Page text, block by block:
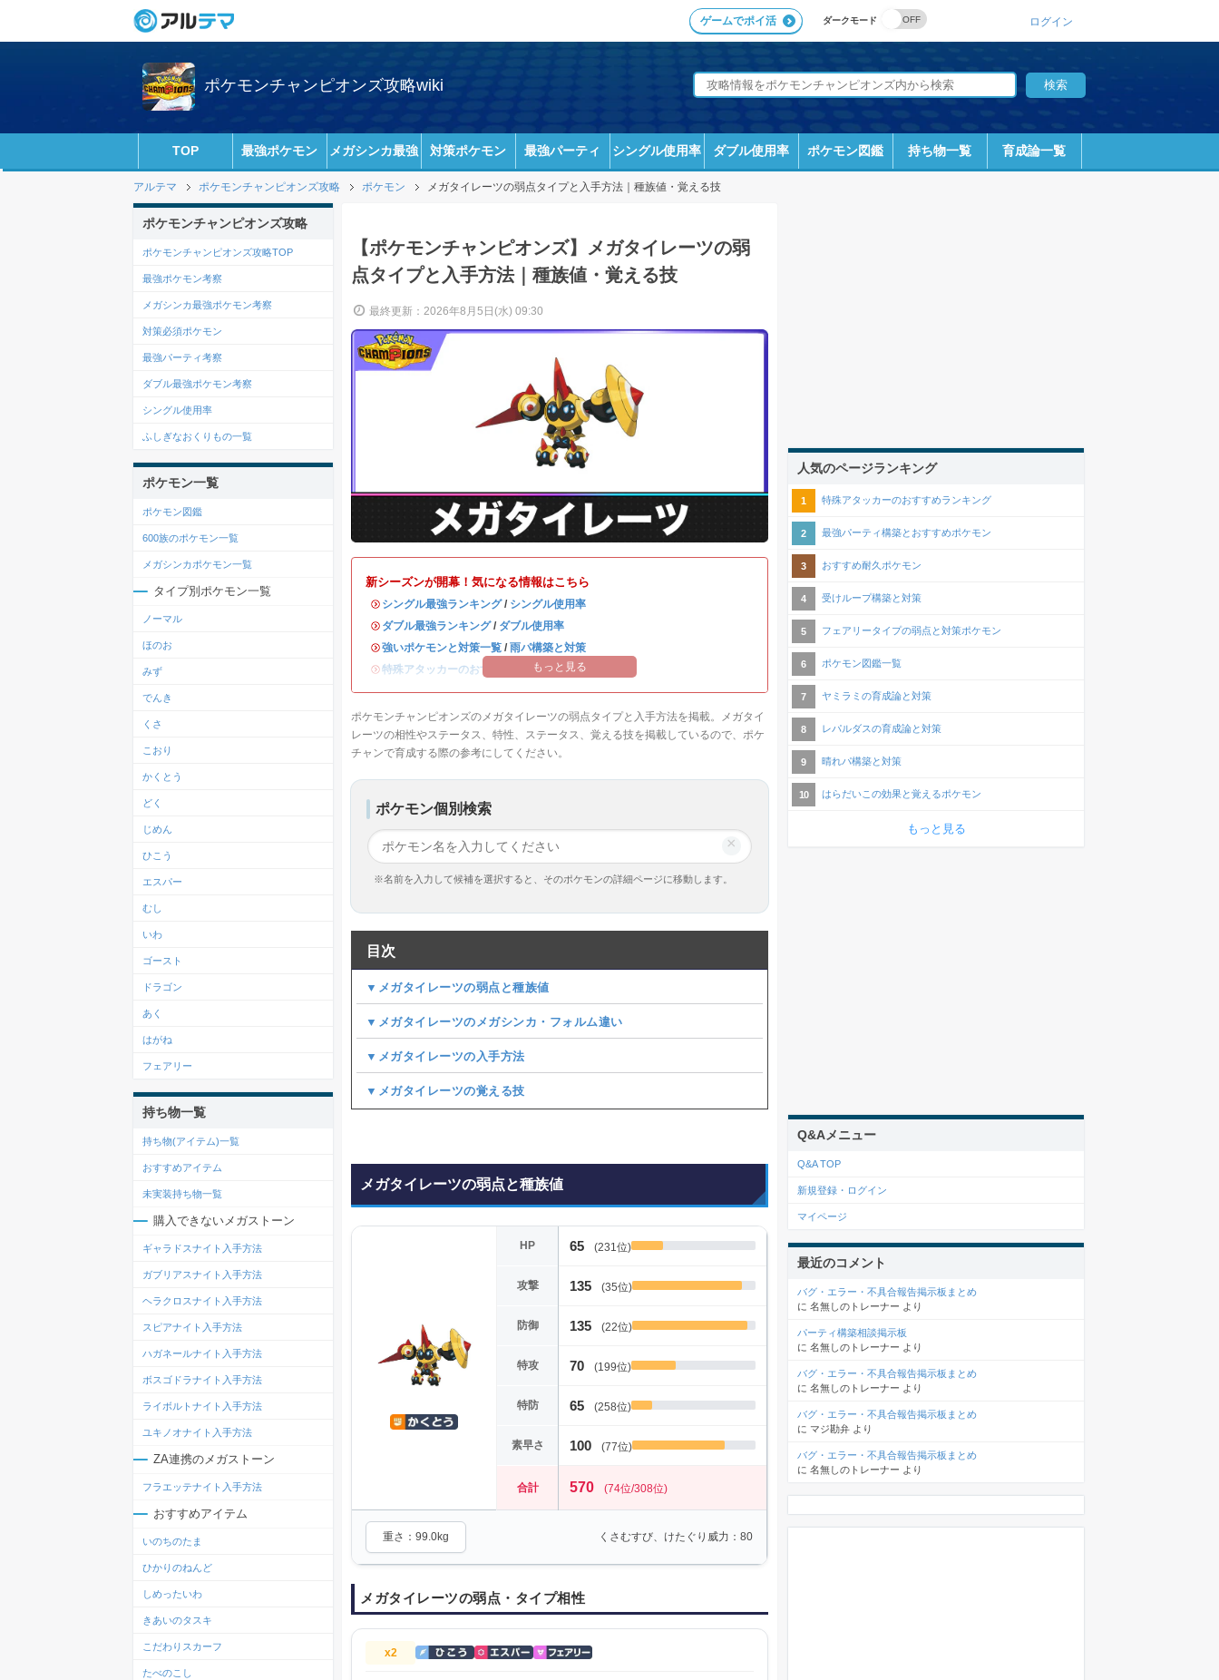
ダークモード
ゲームでポイ活 ログイン
ポケモンチャンピオンズ攻略wiki
TOP 最強ポケモン メガシンカ最強 対策ポケモン 最強パーティ シングル使用率 ダブル使用率 ポケモン図鑑 持ち物一覧 育成論一覧
アルテマ ポケモンチャンピオンズ攻略 ポケモン メガタイレーツの弱点タイプと入手方法｜種族値・覚える技
【ポケモンチャンピオンズ】メガタイレーツの弱
点タイプと入手方法｜種族値・覚える技
最終更新：2026年8月5日(水) 09:30
新シーズンが開幕！気になる情報はこちら
・ シングル最強ランキング/ シングル使用率
・ ダブル最強ランキング/ ダブル使用率
・強いポケモンと対策一覧 / 雨パ構築と対策
・特殊アタッカーのおすすめランキング
もっと見る
ポケモンチャンピオンズのメガタイレーツの弱点タイプと入手方法を掲載。メガタイ
レーツの相性やステータス、特性、ステータス、覚える技を掲載しているので、ポケ
チャンで育成する際の参考にしてください。
ポケモン個別検索
×
※名前を入力して候補を選択すると、そのポケモンの詳細ページに移動します。
目次
▼メガタイレーツの弱点と種族値
▼メガタイレーツのメガシンカ・フォルム違い
▼メガタイレーツの入手方法
▼メガタイレーツの覚える技
メガタイレーツの弱点と種族値
HP 65 (231位)
攻撃 135 (35位)
防御 135 (22位)
特攻 70 (199位)
特防 65 (258位)
素早さ 100 (77位)
合計 570 (74位/308位)
重さ：99.0kg くさむすび、けたぐり威力：80
メガタイレーツの弱点・タイプ相性
x2
ポケモンチャンピオンズ攻略
ポケモンチャンピオンズ攻略TOP
最強ポケモン考察
メガシンカ最強ポケモン考察
対策必須ポケモン
最強パーティ考察
ダブル最強ポケモン考察
シングル使用率
ふしぎなおくりもの一覧
ポケモン一覧
ポケモン図鑑
600族のポケモン一覧
メガシンカポケモン一覧
タイプ別ポケモン一覧
ノーマル
ほのお
みず
でんき
くさ
こおり
かくとう
どく
じめん
ひこう
エスパー
むし
いわ
ゴースト
ドラゴン
あく
はがね
フェアリー
持ち物一覧
持ち物(アイテム)一覧
おすすめアイテム
未実装持ち物一覧
購入できないメガストーン
ギャラドスナイト入手方法
ガブリアスナイト入手方法
ヘラクロスナイト入手方法
スピアナイト入手方法
ハガネールナイト入手方法
ボスゴドラナイト入手方法
ライボルトナイト入手方法
ユキノオナイト入手方法
ZA連携のメガストーン
フラエッテナイト入手方法
おすすめアイテム
いのちのたま
ひかりのねんど
しめったいわ
きあいのタスキ
こだわりスカーフ
たべのこし
人気のページランキング
特殊アタッカーのおすすめランキング
最強パーティ構築とおすすめポケモン
おすすめ耐久ポケモン
受けループ構築と対策
フェアリータイプの弱点と対策ポケモン
ポケモン図鑑一覧
ヤミラミの育成論と対策
レパルダスの育成論と対策
晴れパ構築と対策
はらだいこの効果と覚えるポケモン
もっと見る
Q&Aメニュー
Q&A TOP
新規登録・ログイン
マイページ
最近のコメント
バグ・エラー・不具合報告掲示板まとめ
に 名無しのトレーナー より
パーティ構築相談掲示板
に 名無しのトレーナー より
バグ・エラー・不具合報告掲示板まとめ
に 名無しのトレーナー より
バグ・エラー・不具合報告掲示板まとめ
に マジ勘弁 より
バグ・エラー・不具合報告掲示板まとめ
に 名無しのトレーナー より